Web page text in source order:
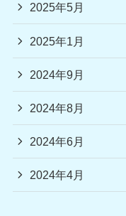
2025年5月
2025年1月
2024年9月
2024年8月
2024年6月
2024年4月